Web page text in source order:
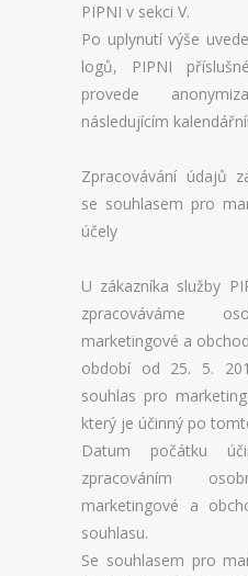
PIPNI v sekci V.
Po uplynutí výše
logů, PIPNI
provede
následujícím
Zpracovávání údajů
se souhlasem pro
účely
U zákazníka služby
zpracováváme
marketingové a
období od 25. 5.
souhlas pro
který je účinný po
Datum počátku
zpracováním
marketingové a
souhlasu.
Se souhlasem pro